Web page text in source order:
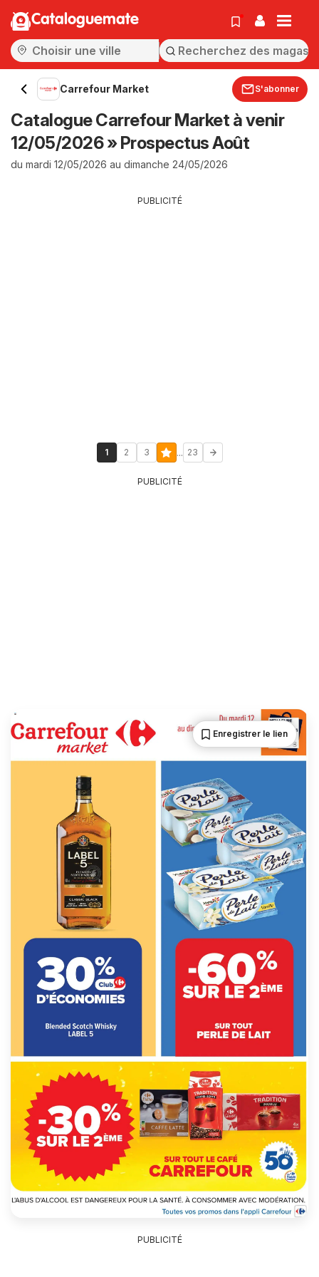
Cataloguemate
Carrefour Market S'abonner
Catalogue Carrefour Market à venir
12/05/2026 » Prospectus Août
du mardi 12/05/2026 au dimanche 24/05/2026
PUBLICITÉ
1 2 3 ... 23
PUBLICITÉ
Enregistrer le lien
PUBLICITÉ